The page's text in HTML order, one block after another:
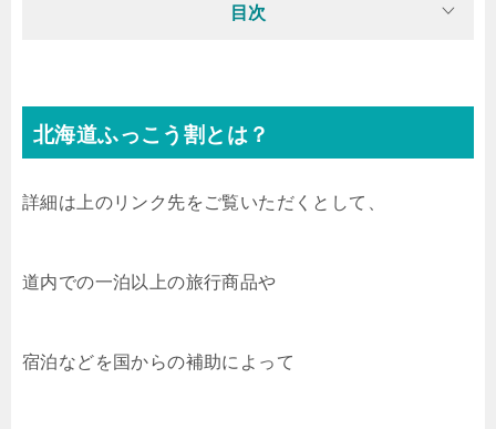
目次
北海道ふっこう割とは？
詳細は上のリンク先をご覧いただくとして、
道内での一泊以上の旅行商品や
宿泊などを国からの補助によって